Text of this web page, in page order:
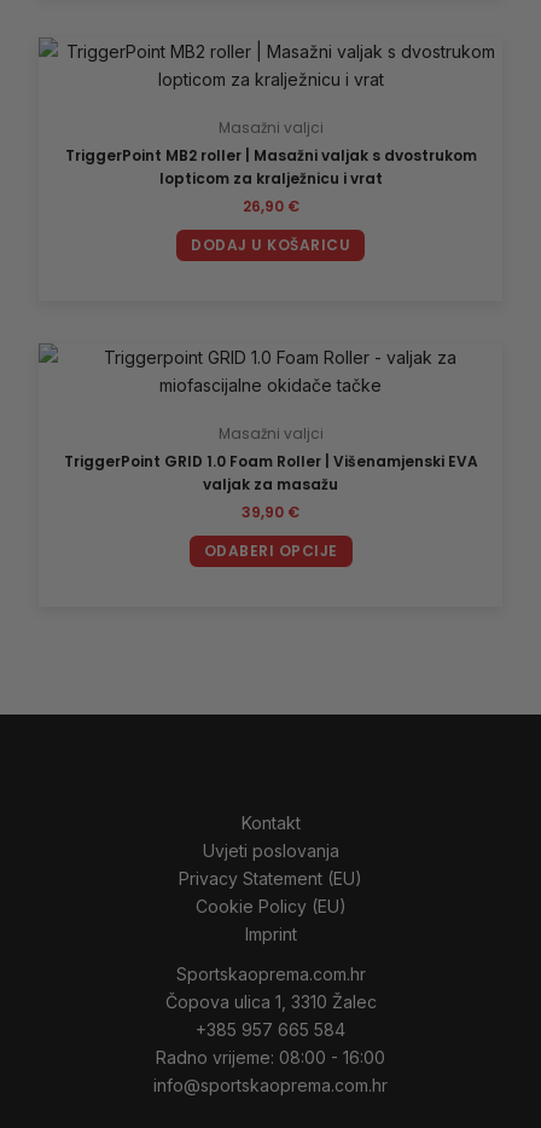
Masažni valjci
TriggerPoint MB2 roller | Masažni valjak s dvostrukom
lopticom za kralježnicu i vrat
26,90 €
DODAJ U KOŠARICU
Masažni valjci
TriggerPoint GRID 1.0 Foam Roller | Višenamjenski EVA
valjak za masažu
39,90 €
ODABERI OPCIJE
Ovaj
proizvod
varijanti.
Kontakt
Uvjeti poslovanja
Privacy Statement (EU)
Cookie Policy (EU)
Imprint
Sportskaoprema.com.hr
Čopova ulica 1, 3310 Žalec
+385 957 665 584
Radno vrijeme: 08:00 - 16:00
info@sportskaoprema.com.hr